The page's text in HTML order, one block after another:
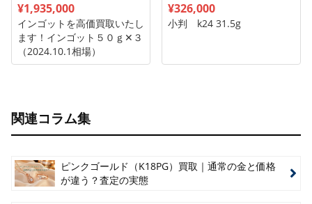
¥1,935,000
インゴットを高価買取いたし
ます！インゴット５０ｇ✕３
（2024.10.1相場）
¥326,000
小判 k24 31.5g
関連コラム集
ピンクゴールド（K18PG）買取｜通常の金と価格
が違う？査定の実態